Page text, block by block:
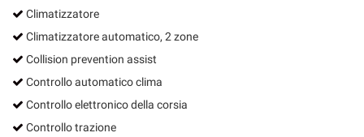
Climatizzatore
Climatizzatore automatico, 2 zone
Collision prevention assist
Controllo automatico clima
Controllo elettronico della corsia
Controllo trazione